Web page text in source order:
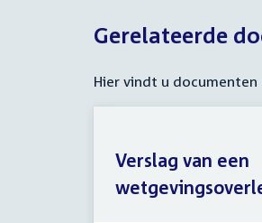
Gerelateerde
Hier vindt u
Verslag van een